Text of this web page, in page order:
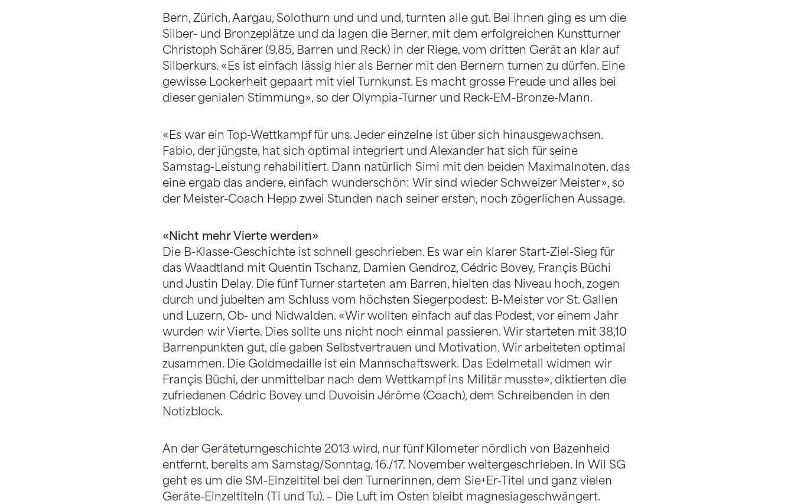
Bern, Zürich, Aargau, Solothurn und und und, turnten alle gut. Bei ihnen ging es um die
Silber- und Bronzeplätze und da lagen die Berner, mit dem erfolgreichen Kunstturner
Christoph Schärer (9,85, Barren und Reck) in der Riege, vom dritten Gerät an klar auf
Silberkurs. «Es ist einfach lässig hier als Berner mit den Bernern turnen zu dürfen. Eine
gewisse Lockerheit gepaart mit viel Turnkunst. Es macht grosse Freude und alles bei
dieser genialen Stimmung», so der Olympia-Turner und Reck-EM-Bronze-Mann.
«Es war ein Top-Wettkampf für uns. Jeder einzelne ist über sich hinausgewachsen.
Fabio, der jüngste, hat sich optimal integriert und Alexander hat sich für seine
Samstag-Leistung rehabilitiert. Dann natürlich Simi mit den beiden Maximalnoten, das
eine ergab das andere, einfach wunderschön: Wir sind wieder Schweizer Meister», so
der Meister-Coach Hepp zwei Stunden nach seiner ersten, noch zögerlichen Aussage.
«Nicht mehr Vierte werden»
Die B-Klasse-Geschichte ist schnell geschrieben. Es war ein klarer Start-Ziel-Sieg für
das Waadtland mit Quentin Tschanz, Damien Gendroz, Cédric Bovey, Françis Büchi
und Justin Delay. Die fünf Turner starteten am Barren, hielten das Niveau hoch, zogen
durch und jubelten am Schluss vom höchsten Siegerpodest: B-Meister vor St. Gallen
und Luzern, Ob- und Nidwalden. «Wir wollten einfach auf das Podest, vor einem Jahr
wurden wir Vierte. Dies sollte uns nicht noch einmal passieren. Wir starteten mit 38,10
Barrenpunkten gut, die gaben Selbstvertrauen und Motivation. Wir arbeiteten optimal
zusammen. Die Goldmedaille ist ein Mannschaftswerk. Das Edelmetall widmen wir
Françis Büchi, der unmittelbar nach dem Wettkampf ins Militär musste», diktierten die
zufriedenen Cédric Bovey und Duvoisin Jérôme (Coach), dem Schreibenden in den
Notizblock.
An der Geräteturngeschichte 2013 wird, nur fünf Kilometer nördlich von Bazenheid
entfernt, bereits am Samstag/Sonntag, 16./17. November weitergeschrieben. In Wil SG
geht es um die SM-Einzeltitel bei den Turnerinnen, dem Sie+Er-Titel und ganz vielen
Geräte-Einzeltiteln (Ti und Tu). – Die Luft im Osten bleibt magnesiageschwängert.